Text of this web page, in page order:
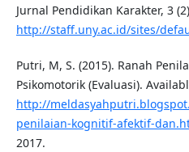
Jurnal Pendidikan Karakter, 3
http://staff.uny.ac.id/sites/
Putri, M, S. (2015). Ranah
Psikomotorik (Evaluasi).
http://
penilaian-kognitif-afektif-
2017.